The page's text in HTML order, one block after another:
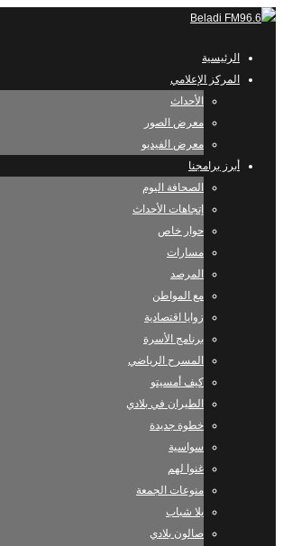
الرئيسية
المركز الإعلامي
الأحداث
معرض الصور
معرض الفيديو
أبرز برامجنا
الصحافة اليوم
إتجاهات الأحداث
حوار خاص
مسارات
المرصد
مع المواطن
زوايا اقتصادية
برنامج الأسرة
المسرح الرياضي
كيف أمسيتو
الطيران في بلادي
خطوة جديدة
سواسية
غنوا لهم
منوعات الجمعة
يلا شباب
صالون بلادي